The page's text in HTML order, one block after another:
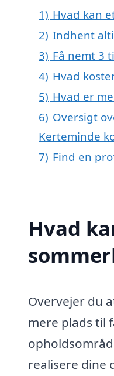
1) Hvad kan
2) Indhent
3) Få nemt 3
4) Hvad
5) Hvad er
6) Oversigt
Kerteminde
7) Find en
Hvad
Overvejer du
mere plads til
realisere dine